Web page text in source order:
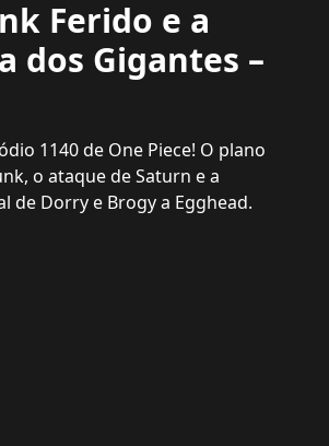
Ferido e a
dos Gigantes –
1140 de One Piece! O plano
o ataque de Saturn e a
de Dorry e Brogy a Egghead.